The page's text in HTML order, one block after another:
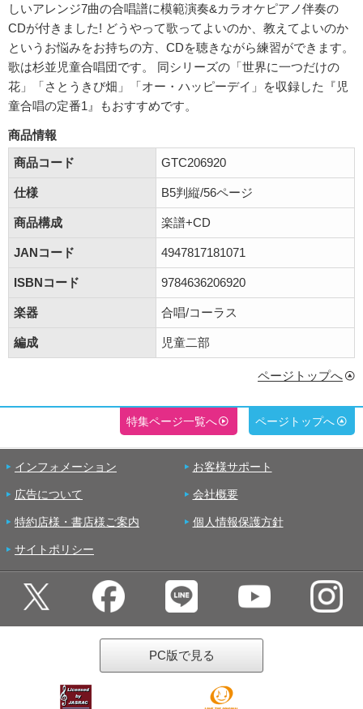
しいアレンジ7曲の合唱譜に模範演奏&カラオケピアノ伴奏の
CDが付きました! どうやって歌ってよいのか、教えてよいのか
というお悩みをお持ちの方、CDを聴きながら練習ができます。
歌は杉並児童合唱団です。 同シリーズの「世界に一つだけの
花」「さとうきび畑」「オー・ハッピーデイ」を収録した『児
童合唱の定番1』もおすすめです。
商品情報
商品コード
GTC206920
仕様 B5判縦/56ページ
商品構成 楽譜+CD
JANコード 4947817181071
ISBNコード 9784636206920
楽器 合唱/コーラス
編成 児童二部
ページトップへ
特集ページ一覧へ ページトップへ
インフォメーション お客様サポート
広告について 会社概要
特約店様・書店様ご案内 個人情報保護方針
サイトポリシー
PC版で見る